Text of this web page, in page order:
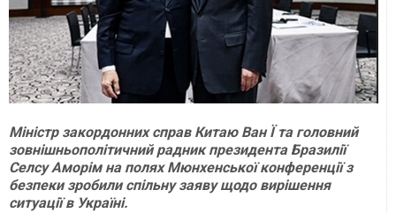
Міністр закордонних справ Китаю Ван Ї та головний
зовнішньополітичний радник президента Бразилії
Селсу Аморім на полях Мюнхенської конференції з
безпеки зробили спільну заяву щодо вирішення
ситуації в Україні.